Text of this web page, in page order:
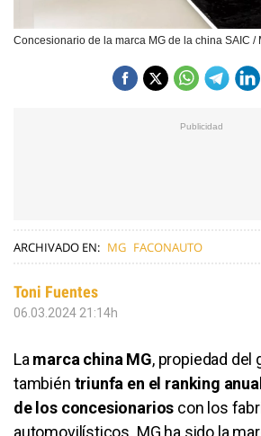
Concesionario de la marca MG de la china SAIC /
ARCHIVADO EN: MG FACONAUTO
Toni Fuentes
06.03.2024 21:14h
La marca china MG, propiedad del
también triunfa en el ranking
de los concesionarios con los
automovilísticos. MG ha sido la